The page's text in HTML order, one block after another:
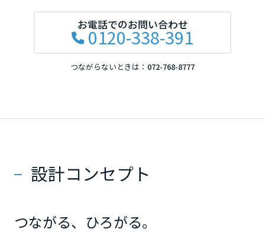
お電話でのお問い合わせ
0120-338-391
つながらないときは： 072-768-8777
設計コンセプト
つながる、ひろがる。
山口県
徳島県
九州エリア